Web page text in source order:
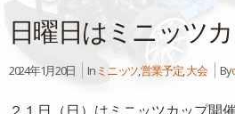
日曜日はミニッツ
2024年1月20日 In ミニッツ,営業予定,大会 By